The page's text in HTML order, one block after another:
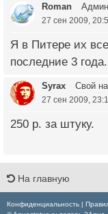
Roman
27 сен 2009,
Я в Питере их
последние 3
Syrax Свой
27 сен 2009,
250 р. за штуку.
На главную
Конфиденциальность |